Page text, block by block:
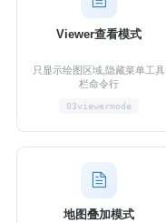
Viewer查看模式
只显示绘图区域,隐藏菜单工具
栏命令行
03viewermode
地图叠加模式